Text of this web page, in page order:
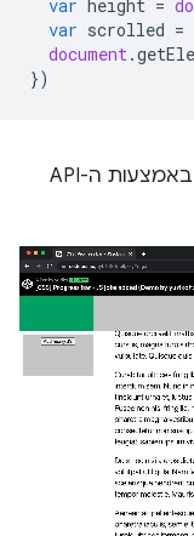
var height =
var scrolled =
document.
})
בדמו הבא מוצג אותו סרגל התקדמות באמצעות ה-API